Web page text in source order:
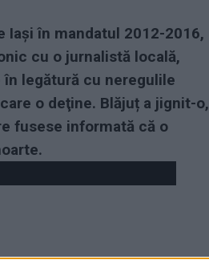
Iaşi în mandatul 2012-2016,
cu o jurnalistă locală,
legătură cu neregulile
o deţine. Blăjuț a jignit-o,
fusese informată că o